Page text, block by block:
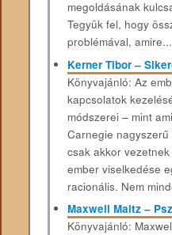
megoldásának
Tegyük fel, hogy
problémával, amire...
Kerner Tibor –
Könyvajánló: Az
kapcsolatok
módszerei – mint
Carnegie
csak akkor
ember viselkedése
racionális. Nem
Maxwell Maltz –
Könyvajánló: